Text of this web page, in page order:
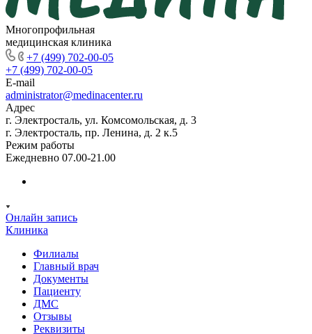
Многопрофильная
медицинская клиника
+7 (499) 702-00-05
+7 (499) 702-00-05
E-mail
administrator@medinacenter.ru
Адрес
г. Электросталь, ул. Комсомольская, д. 3
г. Электросталь, пр. Ленина, д. 2 к.5
Режим работы
Ежедневно 07.00-21.00
Онлайн запись
Клиника
Филиалы
Главный врач
Документы
Пациенту
ДМС
Отзывы
Реквизиты